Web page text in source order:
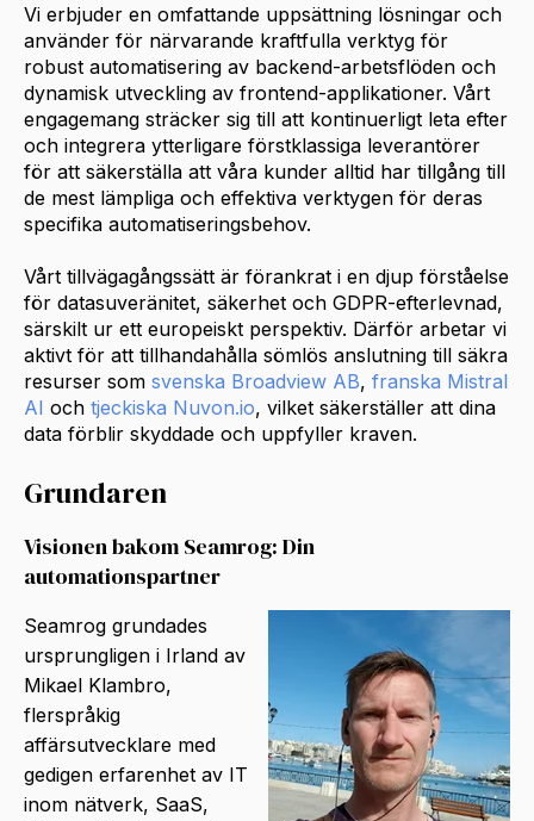
Vi erbjuder en omfattande uppsättning lösningar och
använder för närvarande kraftfulla verktyg för
robust automatisering av backend-arbetsflöden och
dynamisk utveckling av frontend-applikationer. Vårt
engagemang sträcker sig till att kontinuerligt leta efter
och integrera ytterligare förstklassiga leverantörer
för att säkerställa att våra kunder alltid har tillgång till
de mest lämpliga och effektiva verktygen för deras
specifika automatiseringsbehov.
Vårt tillvägagångssätt är förankrat i en djup förståelse
för datasuveränitet, säkerhet och GDPR-efterlevnad,
särskilt ur ett europeiskt perspektiv. Därför arbetar vi
aktivt för att tillhandahålla sömlös anslutning till säkra
resurser som svenska Broadview AB, franska Mistral
AI och tjeckiska Nuvon.io, vilket säkerställer att dina
data förblir skyddade och uppfyller kraven.
Grundaren
Visionen bakom Seamrog: Din
automationspartner
Seamrog grundades
ursprungligen i Irland av
Mikael Klambro,
flerspråkig
affärsutvecklare med
gedigen erfarenhet av IT
inom nätverk, SaaS,